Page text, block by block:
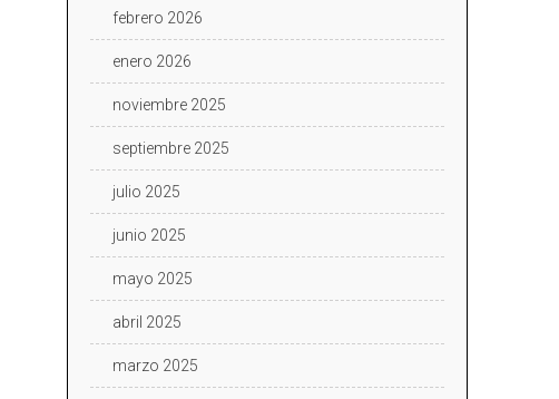
febrero 2026
enero 2026
noviembre 2025
septiembre 2025
julio 2025
junio 2025
mayo 2025
abril 2025
marzo 2025